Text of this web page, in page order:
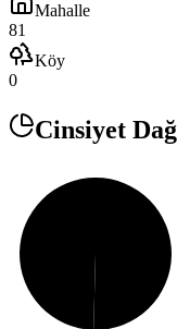
Mahalle
81
Köy
0
Cinsiyet